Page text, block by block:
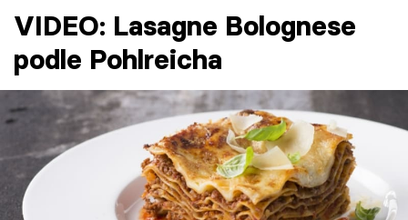
Témata
Recepty
VIDEO: Lasagne Bolognese
podle Pohlreicha